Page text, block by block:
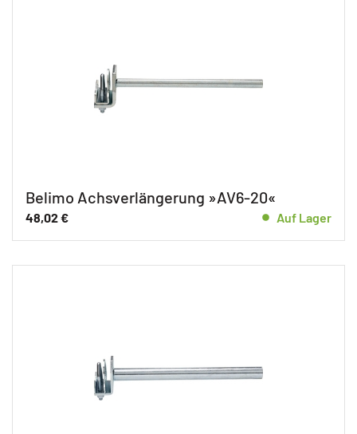
Belimo Achsverlängerung »AV6-20«
48,02 € Auf Lager